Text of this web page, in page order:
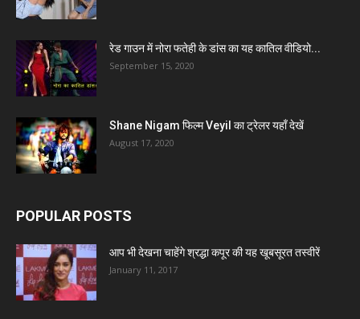
रेड गाउन में नोरा फतेही के डांस का यह कातिल वीडियो...
September 15, 2020
Shane Nigam फिल्म Veyil का ट्रेलर यहाँ देखें
August 17, 2020
POPULAR POSTS
आप भी देखना चाहेंगे श्रद्धा कपूर की यह खूबसूरत तस्वीरें
January 11, 2017